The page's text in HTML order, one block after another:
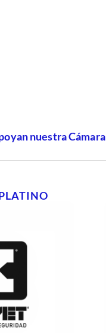
nuestra Cámara